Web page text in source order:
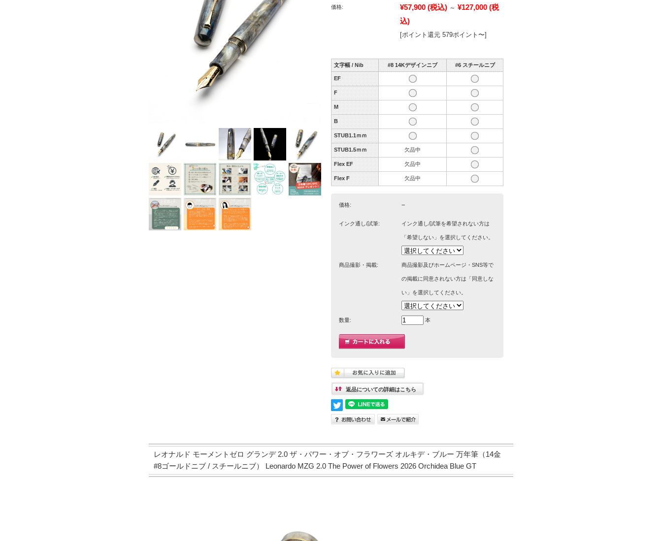
価格: ¥57,900 (税込) ～ ¥127,000 (税
込)
[ポイント還元 579ポイント〜]
文字幅 / Nib #8 14Kデザインニブ #6 スチールニブ
EF
F
M
B
STUB1.1ｍｍ
STUB1.5ｍｍ 欠品中
Flex EF 欠品中
Flex F 欠品中
価格: −
インク通し/試筆: インク通し/試筆を希望されない方は
「希望しない」を選択してください。
商品撮影・掲載: 商品撮影及びホームページ・SNS等で
の掲載に同意されない方は「同意しな
い」を選択してください。
数量: 本
返品についての詳細はこちら
レオナルド モーメントゼロ グランデ 2.0 ザ・パワー・オブ・フラワーズ オルキデ・ブルー 万年筆（14金
#8ゴールドニブ / スチールニブ） Leonardo MZG 2.0 The Power of Flowers 2026 Orchidea Blue GT